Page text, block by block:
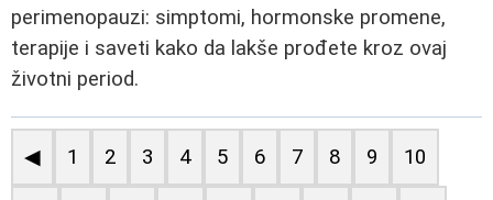
perimenopauzi: simptomi, hormonske promene,
terapije i saveti kako da lakše prođete kroz ovaj
životni period.
◀ 1 2 3 4 5 6 7 8 9 10